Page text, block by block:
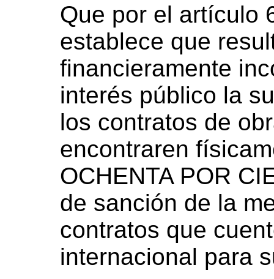
Que por el artículo
establece que
financieramente
interés público la
los contratos de
encontraren
OCHENTA POR
de sanción de la
contratos que
internacional para